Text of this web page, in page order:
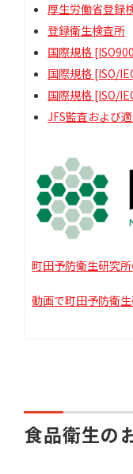
厚生労働省登録
登録衛生検査所
国際規格
国際規格 [ISO/
国際規格 [ISO/
JFS監査および
町田予防衛生研究
動画で町田予防衛
食品衛生の